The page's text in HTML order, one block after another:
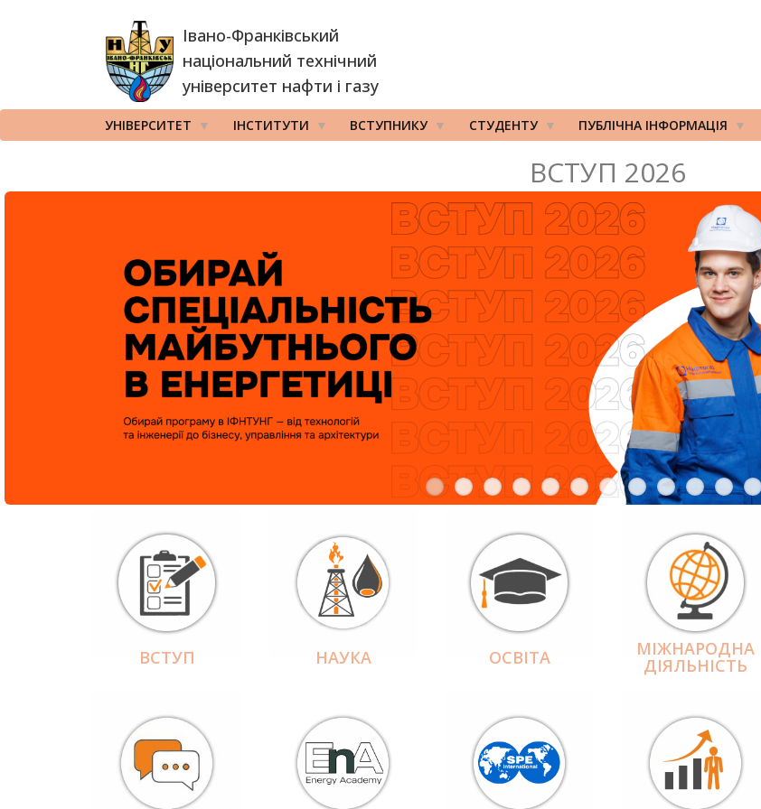
Івано-Франківський
національний технічний
університет нафти і газу
УНІВЕРСИТЕТ ІНСТИТУТИ ВСТУПНИКУ СТУДЕНТУ ПУБЛІЧНА ІНФОРМАЦІЯ
ВСТУП 2026
ВСТУП НАУКА ОСВІТА МІЖНАРОДНА
ДІЯЛЬНІCТЬ